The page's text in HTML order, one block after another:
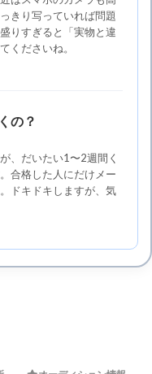
きり写っていれば問題
りすぎると「実物と違
くださいね。
の？
、だいたい1〜2週間く
合格した人にだけメー
ドキドキしますが、気